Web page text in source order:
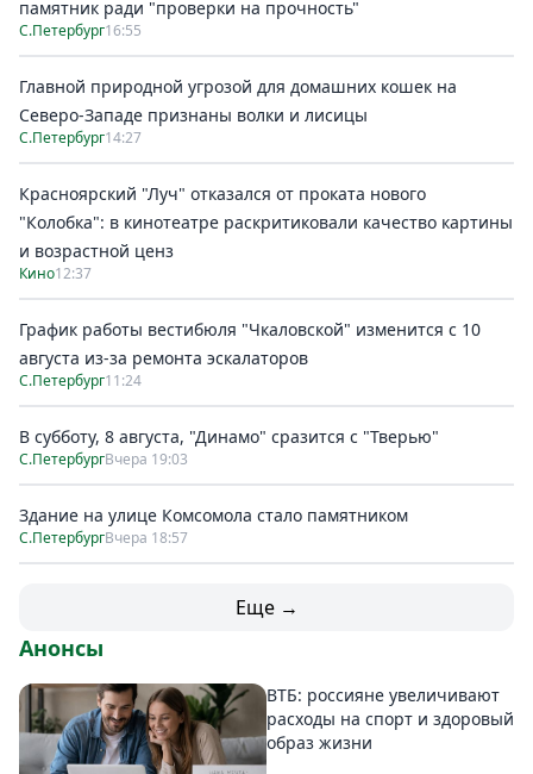
памятник ради "проверки на прочность"
С.Петербург16:55
Главной природной угрозой для домашних кошек на
Северо-Западе признаны волки и лисицы
С.Петербург14:27
Красноярский "Луч" отказался от проката нового
"Колобка": в кинотеатре раскритиковали качество картины
и возрастной ценз
Кино12:37
График работы вестибюля "Чкаловской" изменится с 10
августа из-за ремонта эскалаторов
С.Петербург11:24
В субботу, 8 августа, "Динамо" сразится с "Тверью"
С.ПетербургВчера 19:03
Здание на улице Комсомола стало памятником
С.ПетербургВчера 18:57
Еще →
Анонсы
ВТБ: россияне увеличивают
расходы на спорт и здоровый
образ жизни